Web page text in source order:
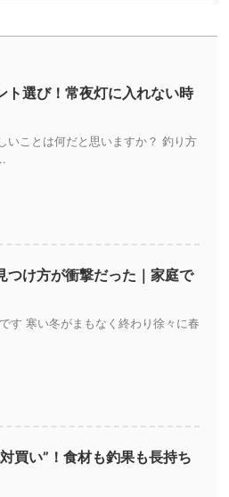
ト選び！常夜灯に入れない時
いことは何だと思いますか？ 釣り方
つけ方が衝撃だった｜家庭で
す 寒い冬がまもなく終わり徐々に春
買い”！食材も釣果も長持ち